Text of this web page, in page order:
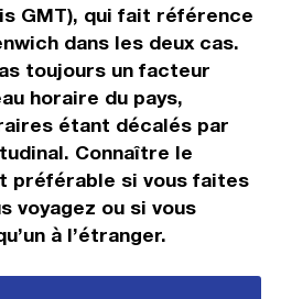
GMT), qui fait référence
dans les deux cas.
toujours un facteur
horaire du pays,
étant décalés par
Connaître le
préférable si vous faites
voyagez ou si vous
à l’étranger.